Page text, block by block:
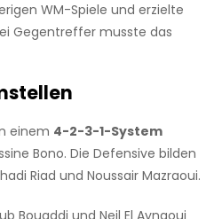
WM-Spiele und erzielte
Gegentreffer musste das
einem 4-2-3-1-System
Bono. Die Defensive bilden
Riad und Noussair Mazraoui.